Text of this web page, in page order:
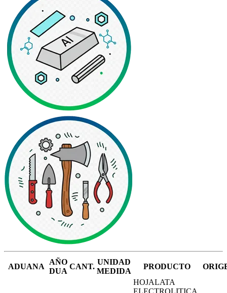
ADUANA
AÑO
DUA
CANT.
UNIDAD
MEDIDA
PRODUCTO
HOJALATA
ELECTROLITICA,